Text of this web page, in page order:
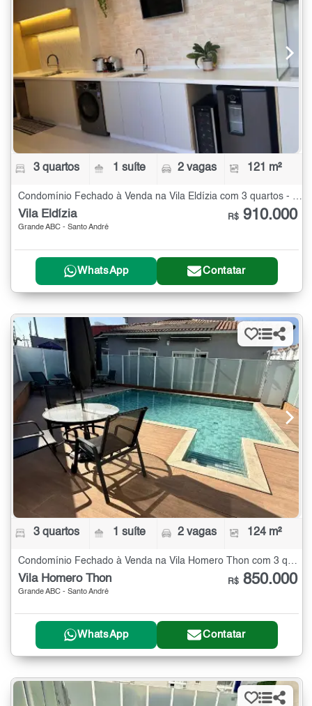
3 quartos 1 suíte 2 vagas 121 m²
Condomínio Fechado à Venda na Vila Eldízia com 3 quartos - 121 m²
Vila Eldízia
Grande ABC - Santo André
R$ 910.000
WhatsApp Contatar
3 quartos 1 suíte 2 vagas 124 m²
Vila Homero Thon
Grande ABC - Santo André
R$ 850.000
WhatsApp Contatar